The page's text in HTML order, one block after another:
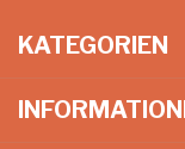
KATEGORIEN